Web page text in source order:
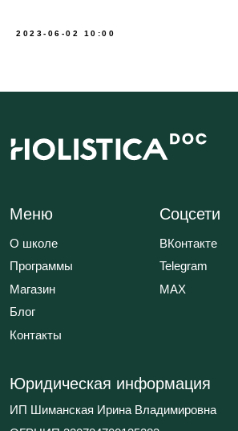
2023-06-02 10:00
© 2026 HOLISTICA.
Все тексты на сайте оригинальные,